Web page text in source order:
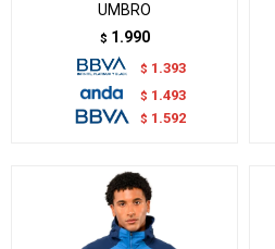
UMBRO
$ 1.990
$ 1.393
$ 1.493
$ 1.592